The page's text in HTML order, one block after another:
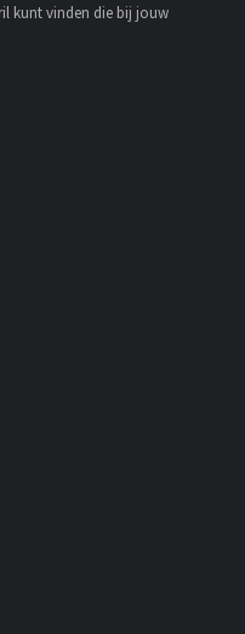
kunt vinden die bij jouw